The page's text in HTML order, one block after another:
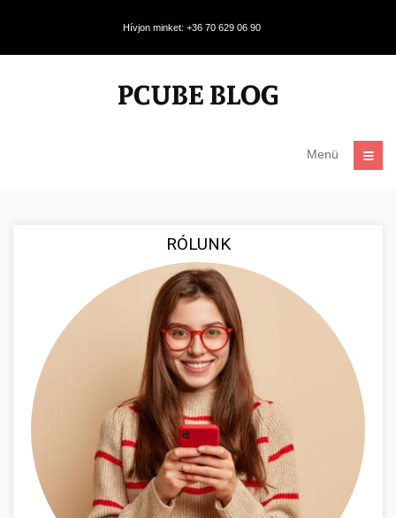
Hívjon minket: +36 70 629 06 90
Menü
RÓLUNK